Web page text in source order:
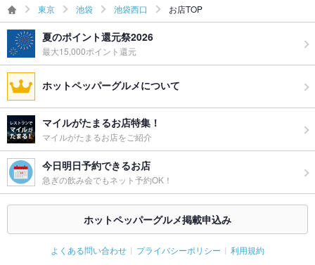
東京 池袋 池袋西口 お店TOP
夏のポイント還元祭2026
最大15,000ポイント還元
ホットペッパーグルメについて
マイルがたまるお店特集！
マイルがたまるお店をご紹介
今日明日予約できるお店
急ぎの飲み会でもネット予約OK！
ホットペッパーグルメ掲載申込み
よくある問い合わせ プライバシーポリシー 利用規約